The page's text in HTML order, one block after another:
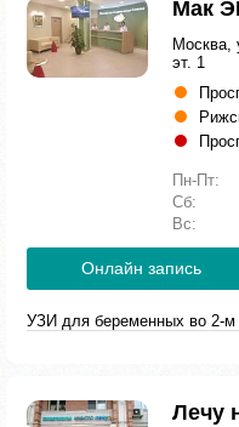
Мак
Москва,
эт. 1
Пн-Пт:
Сб:
Вс:
Онлайн запись
УЗИ для беременных во 2-м
Лечу